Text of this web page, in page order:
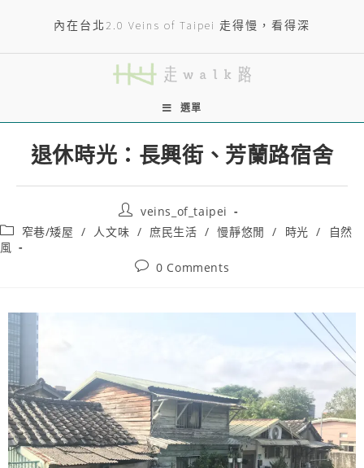
內在台北2.0 Veins of Taipei 走得慢，看得深
選單
退休時光：長興街、芳蘭路宿舍
veins_of_taipei
窄巷/矮屋 / 人文味 / 庶民生活 / 慢靜悠閒 / 時光 /
自然
風
0 Comments